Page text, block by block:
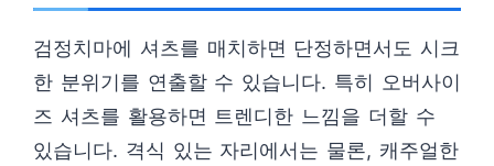
검정치마에 셔츠를 매치하면 단정하면서도 시크
한 분위기를 연출할 수 있습니다. 특히 오버사이
즈 셔츠를 활용하면 트렌디한 느낌을 더할 수
있습니다. 격식 있는 자리에서는 물론, 캐주얼한